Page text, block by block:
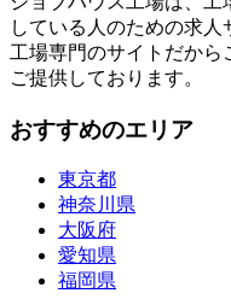
している人のための求人
工場専門のサイトだから
ご提供しております。
おすすめのエリア
東京都
神奈川県
大阪府
愛知県
福岡県